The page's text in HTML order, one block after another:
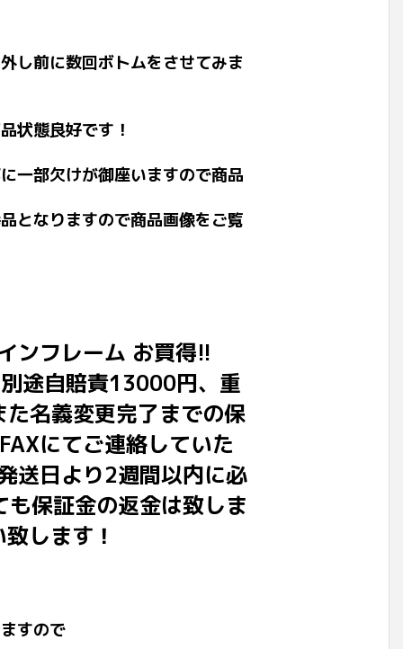
し前に数回ボトムをさせてみま
状態良好です！
一部欠けが御座いますので商品
となりますので商品画像をご覧
ンフレーム お買得!!
途自賠責13000円、重
名義変更完了までの保
にてご連絡していた
送日より2週間以内に必
保証金の返金は致しま
します！
すので